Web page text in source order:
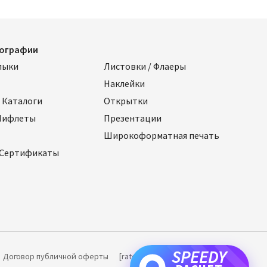
Листовки / Флаеры
Наклейки
Открытки
Презентации
Широкоформатная печать
Договор публичной оферты [ratemypost] SPEEDY